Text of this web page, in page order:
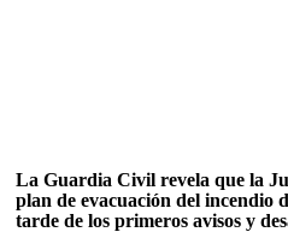
La Guardia Civil revela que la
plan de evacuación del incendio
tarde de los primeros avisos y